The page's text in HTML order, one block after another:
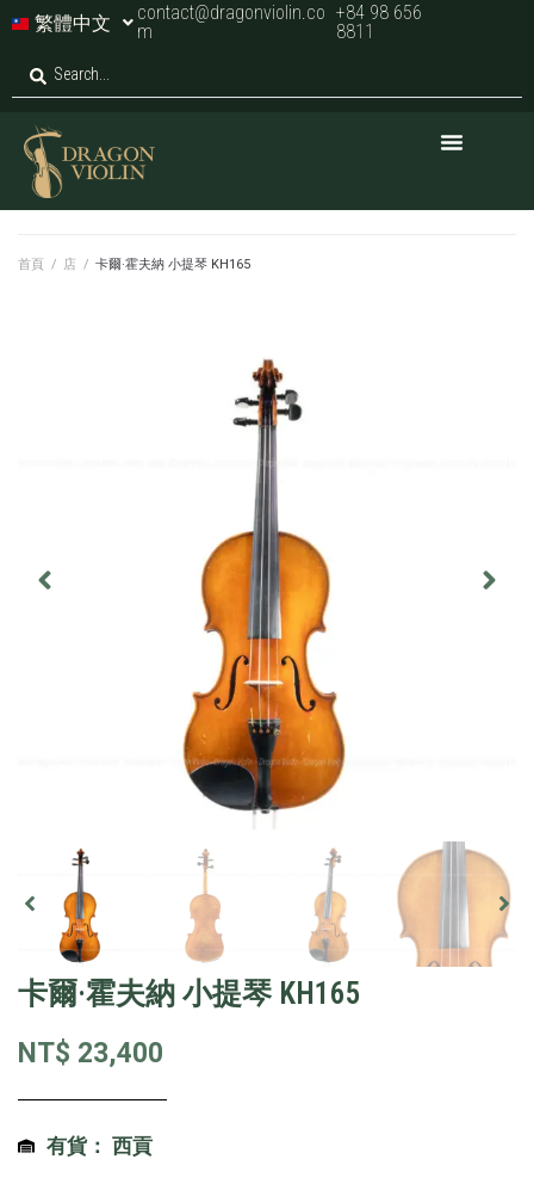
繁體中文
contact@dragonviolin.co
m
+84 98 656
8811
首頁 / 店 / 卡爾·霍夫納 小提琴 KH165
卡爾·霍夫納 小提琴 KH165
NT$ 23,400
有貨： 西貢